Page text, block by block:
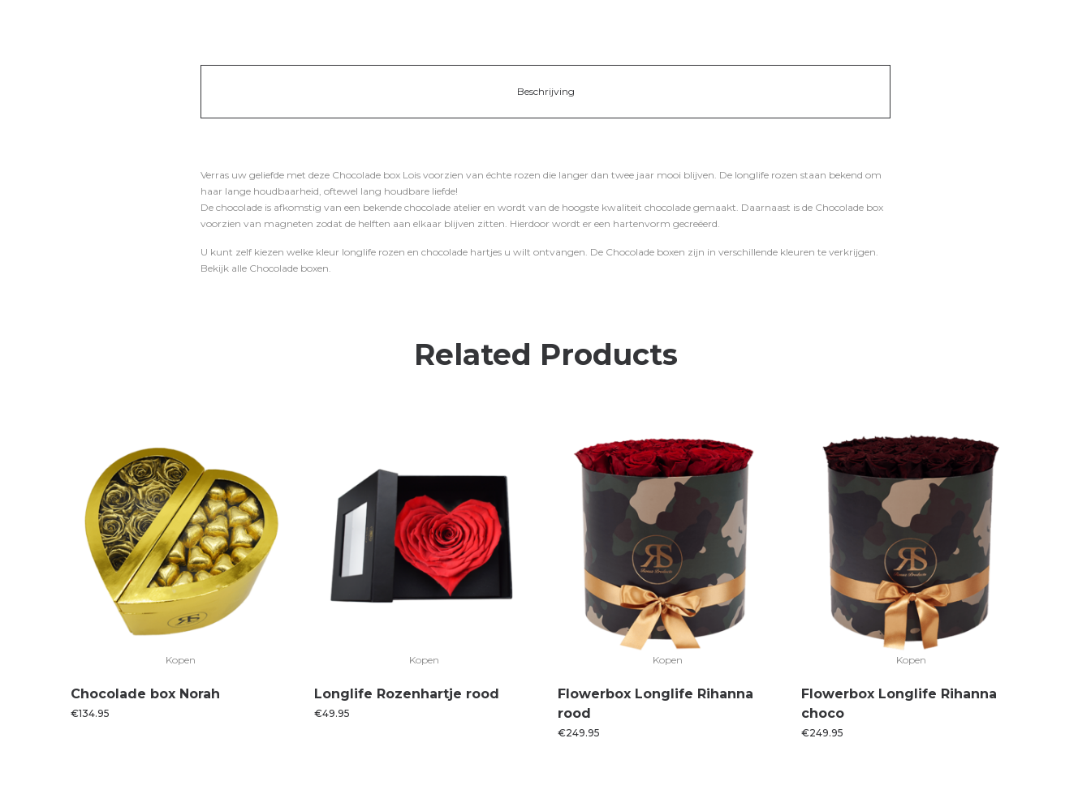
Beschrijving
Verras uw geliefde met deze Chocolade box Lois voorzien van échte rozen die langer dan twee jaar mooi blijven. De longlife rozen staan bekend om
haar lange houdbaarheid, oftewel lang houdbare liefde!
De chocolade is afkomstig van een bekende chocolade atelier en wordt van de hoogste kwaliteit chocolade gemaakt. Daarnaast is de Chocolade box
voorzien van magneten zodat de helften aan elkaar blijven zitten. Hierdoor wordt er een hartenvorm gecreëerd.
U kunt zelf kiezen welke kleur longlife rozen en chocolade hartjes u wilt ontvangen. De Chocolade boxen zijn in verschillende kleuren te verkrijgen.
Bekijk alle Chocolade boxen.
Related Products
Kopen
Chocolade box Norah
€134.95
Kopen
Longlife Rozenhartje rood
€49.95
Kopen
Flowerbox Longlife Rihanna
rood
€249.95
Kopen
Flowerbox Longlife Rihanna
choco
€249.95